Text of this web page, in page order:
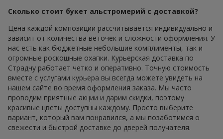
Сколько стоит букет альстромерий с доставкой?
Цена каждой композиции рассчитывается индивидуально и
зависит от количества веточек и сложности оформления. У
нас есть как бюджетные небольшие комплименты, так и
огромные роскошные охапки. Курьерская доставка по
Страдчу работает четко и оперативно. Точную стоимость
вместе с услугами курьера вы всегда можете увидеть на
нашем сайте во время оформления заказа. Мы часто
проводим приятные акции и дарим скидки, поэтому
красивые цветы доступны каждому. Просто выберите
вариант, который вам понравился, а мы позаботимся о
свежести и быстрой доставке до дверей получателя.